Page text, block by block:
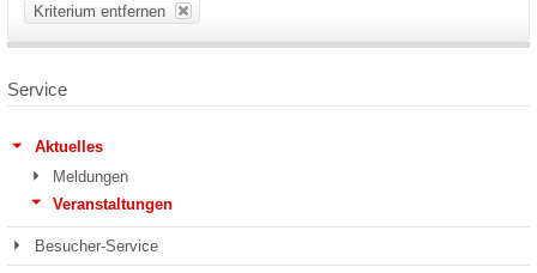
Kriterium entfernen
Service
Aktuelles
Meldungen
Veranstaltungen
Besucher-Service